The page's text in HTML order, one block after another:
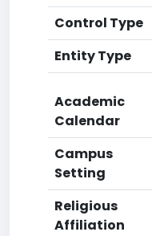
Control Type
Entity Type
Academic
Calendar
Campus
Setting
Religious
Affiliation